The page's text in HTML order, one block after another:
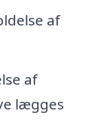
af
af
lægges